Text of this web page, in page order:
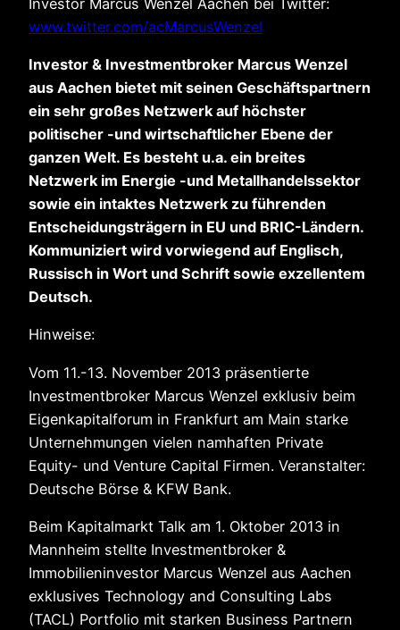
www.twitter.com/acMarcusWenzel
Investor & Investmentbroker Marcus Wenzel
aus Aachen bietet mit seinen Geschäftspartnern
ein sehr großes Netzwerk auf höchster
politischer -und wirtschaftlicher Ebene der
ganzen Welt. Es besteht u.a. ein breites
Netzwerk im Energie -und Metallhandelssektor
sowie ein intaktes Netzwerk zu führenden
Entscheidungsträgern in EU und BRIC-Ländern.
Kommuniziert wird vorwiegend auf Englisch,
Russisch in Wort und Schrift sowie exzellentem
Deutsch.
Hinweise:
Vom 11.-13. November 2013 präsentierte
Investmentbroker Marcus Wenzel exklusiv beim
Eigenkapitalforum in Frankfurt am Main starke
Unternehmungen vielen namhaften Private
Equity- und Venture Capital Firmen. Veranstalter:
Deutsche Börse & KFW Bank.
Beim Kapitalmarkt Talk am 1. Oktober 2013 in
Mannheim stellte Investmentbroker &
Immobilieninvestor Marcus Wenzel aus Aachen
exklusives Technology and Consulting Labs
(TACL) Portfolio mit starken Business Partnern